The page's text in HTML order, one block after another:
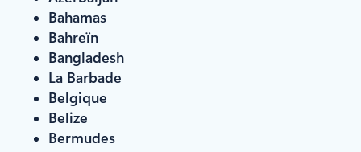
Bahamas
Bahreïn
Bangladesh
La Barbade
Belgique
Belize
Bermudes